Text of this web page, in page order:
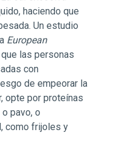
haciendo que
Un estudio
European
las personas
con
de empeorar la
opte por proteínas
pavo, o
como frijoles y